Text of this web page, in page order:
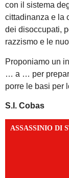
con il sistema
cittadinanza e la
dei disoccupati,
razzismo e le
Proponiamo un
… a … per
porre le basi per
S.I. Cobas
ASSASSINIO DI